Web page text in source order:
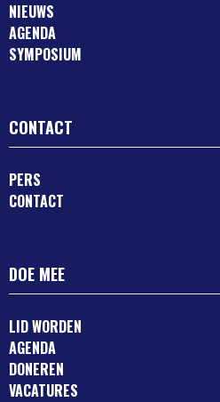
NIEUWS
AGENDA
SYMPOSIUM
CONTACT
PERS
CONTACT
DOE MEE
LID WORDEN
AGENDA
DONEREN
VACATURES